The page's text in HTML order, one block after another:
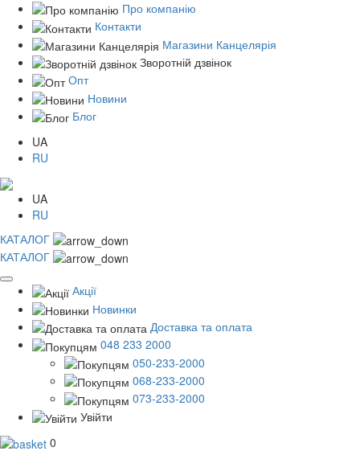
Про компанію
Контакти
Магазини Канцелярія
Зворотній дзвінок
Опт
Новини
Блог
UA
RU
UA
RU
КАТАЛОГ
КАТАЛОГ
Акції
Новинки
Доставка та оплата
048 233 2000
050-233-2000
068-233-2000
073-233-2000
Увійти
0